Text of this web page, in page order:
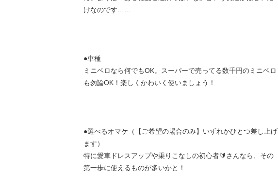
けなのです……
●車種
ミニベロなら何でもOK。スーパーで売ってる数千円のミニベロ
も勿論OK！楽しくかわいく使いましょう！
●選べるオマケ（【ご希望の場合のみ】いずれかひとつ差し上げ
ます）
特に愛車ドレスアップや乗りこなしの初心者🔰さんなら、その
第一歩に使えるものが多いかと！